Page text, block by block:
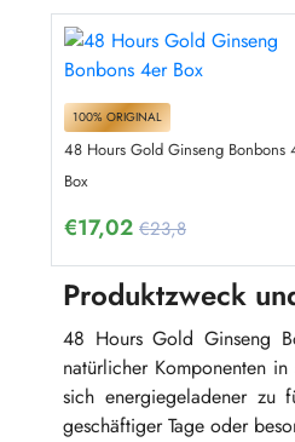
100% ORIGINAL
48 Hours Gold Ginseng Bonbons
Box
€17,02 €23,8
Produktzweck
48 Hours Gold Ginseng
natürlicher Komponenten
sich energiegeladener zu
geschäftiger Tage oder